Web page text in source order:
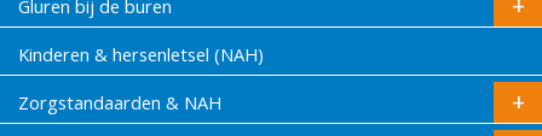
Gluren bij de buren
Kinderen & hersenletsel (NAH)
Zorgstandaarden & NAH